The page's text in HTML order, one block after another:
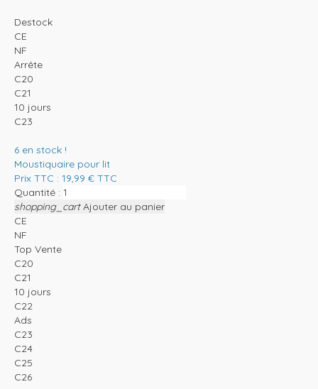
Destock
CE
NF
Arrête
C20
C21
10 jours
C23
6 en stock !
Moustiquaire pour lit
Prix TTC : 19,99 € TTC
Quantité :
shopping_cart Ajouter au panier
CE
NF
Top Vente
C20
C21
10 jours
C22
Ads
C23
C24
C25
C26